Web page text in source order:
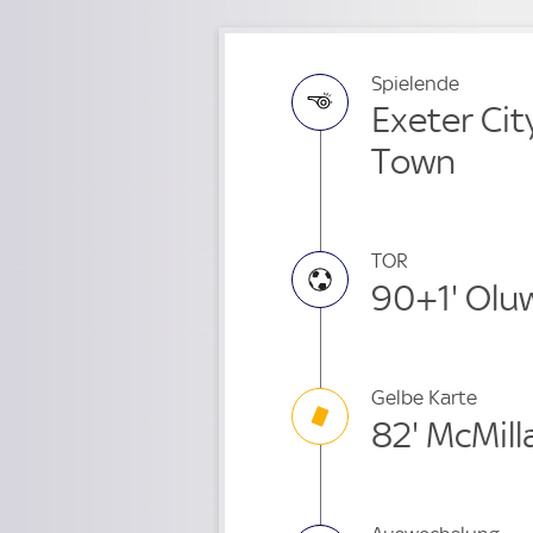
Spielende
Exeter
Town
TOR
90+1'
Gelbe Karte
82'